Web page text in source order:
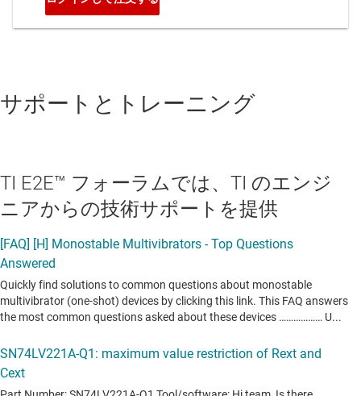
サポートとトレーニング
TI E2E™ フォーラムでは、TI のエンジ
ニアからの技術サポートを提供